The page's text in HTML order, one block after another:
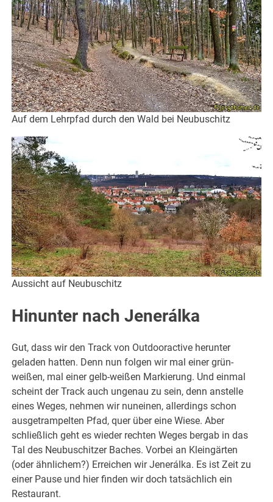
Auf dem Lehrpfad durch den Wald bei Neubuschitz
Aussicht auf Neubuschitz
Hinunter nach Jenerálka
Gut, dass wir den Track von Outdooractive herunter
geladen hatten. Denn nun folgen wir mal einer grün-
weißen, mal einer gelb-weißen Markierung. Und einmal
scheint der Track auch ungenau zu sein, denn anstelle
eines Weges, nehmen wir nuneinen, allerdings schon
ausgetrampelten Pfad, quer über eine Wiese. Aber
schließlich geht es wieder rechten Weges bergab in das
Tal des Neubuschitzer Baches. Vorbei an Kleingärten
(oder ähnlichem?) Erreichen wir Jenerálka. Es ist Zeit zu
einer Pause und hier finden wir doch tatsächlich ein
Restaurant.